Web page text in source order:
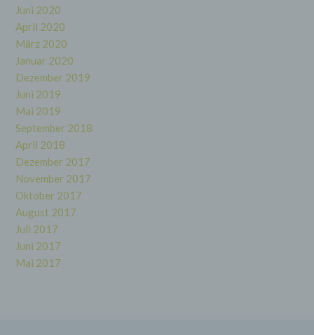
Juni 2020
April 2020
März 2020
Januar 2020
Dezember 2019
Juni 2019
Mai 2019
September 2018
April 2018
Dezember 2017
November 2017
Oktober 2017
August 2017
Juli 2017
Juni 2017
Mai 2017
Vorlieben, Interessen, Zuverlässigkeit,
dieser natürlichen Person zu analysieren oder
vorherzusagen.
Pseudonymisierung ist die Verarbeitung
personenbezogener Daten in einer Weise, auf
welche die personenbezogenen Daten ohne
Hinzuziehung zusätzlicher Informationen nicht
mehr einer spezifischen betroffenen Person
zugeordnet werden können, sofern diese
aufbewahrt werden und technischen und